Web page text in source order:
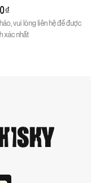
₫
vui lòng liên hệ để được
xác nhất